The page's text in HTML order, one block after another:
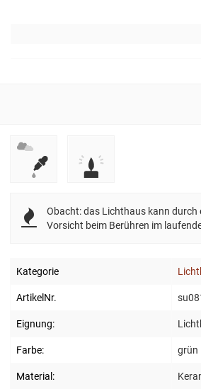
Obacht: das Lichthaus kann durch
Vorsicht beim Berühren im
Kategorie
ArtikelNr.
Eignung:
Farbe: grün
Material: